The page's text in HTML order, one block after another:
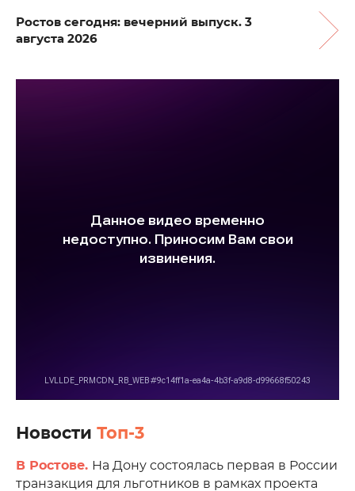
Ростов сегодня: вечерний выпуск. 3
августа 2026
Новости Топ-3
В Ростове. На Дону состоялась первая в России
транзакция для льготников в рамках проекта